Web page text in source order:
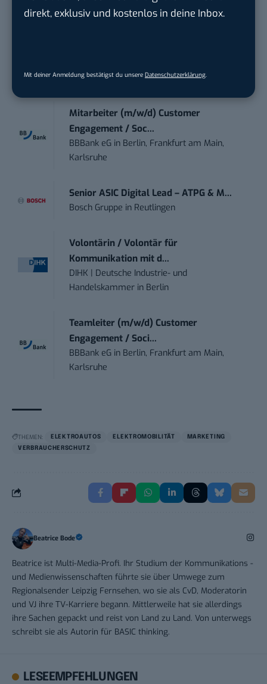
direkt, exklusiv und kostenlos in deine Inbox.
Mit deiner Anmeldung bestätigst du unsere Datenschutzerklärung.
TECVIA Media GmbHinMünchen
ALFIX GmbHinGroßschirma bei Freiberg
Mitarbeiter (m/w/d) Customer
Engagement / Soc...
BBBank eG in Berlin, Frankfurt am Main,
Karlsruhe
Senior ASIC Digital Lead – ATPG & M...
Bosch Gruppe in Reutlingen
Volontärin / Volontär für
Kommunikation mit d...
DIHK | Deutsche Industrie- und
Handelskammer in Berlin
Teamleiter (m/w/d) Customer
Engagement / Soci...
BBBank eG in Berlin, Frankfurt am Main,
Karlsruhe
THEMEN: ELEKTROAUTOS ELEKTROMOBILITÄT
MARKETING
VERBRAUCHERSCHUTZ
Beatrice Bode
Beatrice ist Multi-Media-Profi. Ihr Studium der Kommunikations -
und Medienwissenschaften führte sie über Umwege zum
Regionalsender Leipzig Fernsehen, wo sie als CvD, Moderatorin
und VJ ihre TV-Karriere begann. Mittlerweile hat sie allerdings
ihre Sachen gepackt und reist von Land zu Land. Von unterwegs
schreibt sie als Autorin für BASIC thinking.
LESEEMPFEHLUNGEN